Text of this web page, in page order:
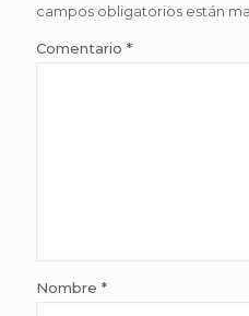
campos obligatorios están
Comentario *
Nombre *